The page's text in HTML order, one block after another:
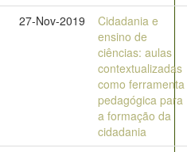
27-Nov-2019
Cidadania e
ensino de
ciências: aulas
contextualizadas
como ferramenta
pedagógica para
a formação da
cidadania